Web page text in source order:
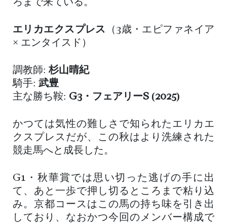
ろまで来ている。
エリカエクスプレス （3歳・エピファネイア
× エンタイスド）
調教師:杉山晴紀
騎手: 武豊
主な勝ち鞍: G3・フェアリーS (2025)
かつては気性の難しさで知られたエリカエ
クスプレスだが、この秋はより洗練された
競走馬へと成長した。
G1・秋華賞では思い切った逃げの手に出
て、あと一歩で押し切るところまで粘り込
み。京都コースはこの馬の持ち味を引き出
しており、なおかつ今回のメンバー構成で